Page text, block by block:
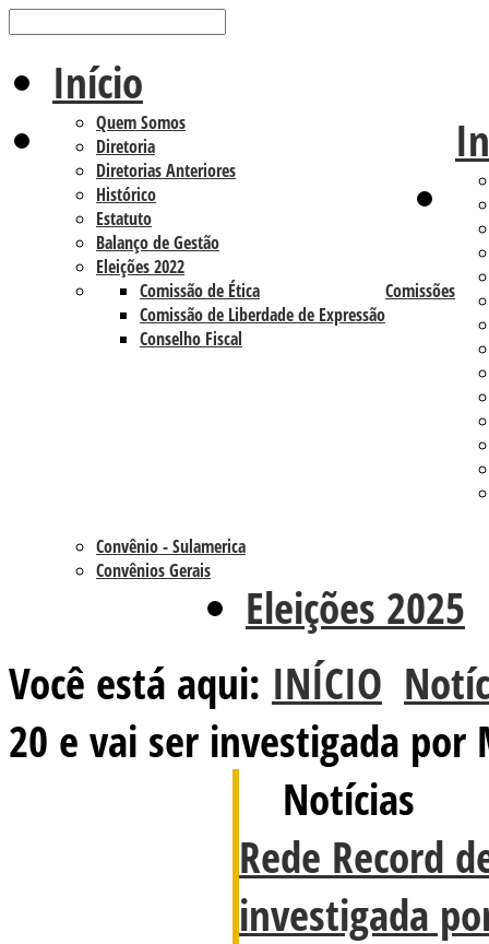
Início
Quem Somos
Diretoria
Diretorias Anteriores
Histórico
Estatuto
Balanço de Gestão
Eleições 2022
Comissões
Comissão de Ética
Comissão de Liberdade de Expressão
Conselho Fiscal
Convênio - Sulamerica
Convênios Gerais
Eleições 2025
Você está aqui: INÍCIO
20 e vai ser investigada por
Notícias
Rede Record
investigada